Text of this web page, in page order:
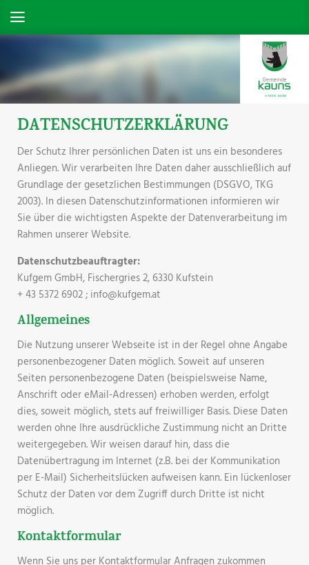
DATENSCHUTZERKLÄRUNG
Der Schutz Ihrer persönlichen Daten ist uns ein besonderes
Anliegen. Wir verarbeiten Ihre Daten daher ausschließlich auf
Grundlage der gesetzlichen Bestimmungen (DSGVO, TKG
2003). In diesen Datenschutzinformationen informieren wir
Sie über die wichtigsten Aspekte der Datenverarbeitung im
Rahmen unserer Website.
Datenschutzbeauftragter:
Kufgem GmbH, Fischergries 2, 6330 Kufstein
+ 43 5372 6902 ; info@kufgem.at
Allgemeines
Die Nutzung unserer Webseite ist in der Regel ohne Angabe
personenbezogener Daten möglich. Soweit auf unseren
Seiten personenbezogene Daten (beispielsweise Name,
Anschrift oder eMail-Adressen) erhoben werden, erfolgt
dies, soweit möglich, stets auf freiwilliger Basis. Diese Daten
werden ohne Ihre ausdrückliche Zustimmung nicht an Dritte
weitergegeben. Wir weisen darauf hin, dass die
Datenübertragung im Internet (z.B. bei der Kommunikation
per E-Mail) Sicherheitslücken aufweisen kann. Ein lückenloser
Schutz der Daten vor dem Zugriff durch Dritte ist nicht
möglich.
Kontaktformular
Wenn Sie uns per Kontaktformular Anfragen zukommen